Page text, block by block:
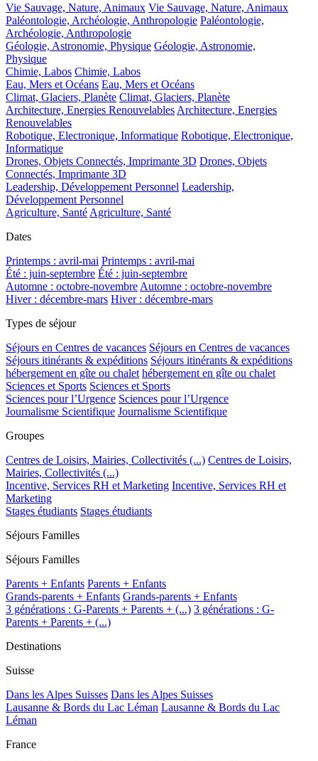
Vie Sauvage, Nature, Animaux Vie Sauvage, Nature, Animaux
Paléontologie, Archéologie, Anthropologie Paléontologie,
Archéologie, Anthropologie
Géologie, Astronomie, Physique Géologie, Astronomie,
Physique
Chimie, Labos Chimie, Labos
Eau, Mers et Océans Eau, Mers et Océans
Climat, Glaciers, Planète Climat, Glaciers, Planète
Architecture, Energies Renouvelables Architecture, Energies
Renouvelables
Robotique, Electronique, Informatique Robotique, Electronique,
Informatique
Drones, Objets Connectés, Imprimante 3D Drones, Objets
Connectés, Imprimante 3D
Leadership, Développement Personnel Leadership,
Développement Personnel
Agriculture, Santé Agriculture, Santé
Dates
Printemps : avril-mai Printemps : avril-mai
Été : juin-septembre Été : juin-septembre
Automne : octobre-novembre Automne : octobre-novembre
Hiver : décembre-mars Hiver : décembre-mars
Types de séjour
Séjours en Centres de vacances Séjours en Centres de vacances
Séjours itinérants & expéditions Séjours itinérants & expéditions
hébergement en gîte ou chalet hébergement en gîte ou chalet
Sciences et Sports Sciences et Sports
Sciences pour l’Urgence Sciences pour l’Urgence
Journalisme Scientifique Journalisme Scientifique
Groupes
Centres de Loisirs, Mairies, Collectivités (...) Centres de Loisirs,
Mairies, Collectivités (...)
Incentive, Services RH et Marketing Incentive, Services RH et
Marketing
Stages étudiants Stages étudiants
Séjours Familles
Séjours Familles
Parents + Enfants Parents + Enfants
Grands-parents + Enfants Grands-parents + Enfants
3 générations : G-Parents + Parents + (...) 3 générations : G-
Parents + Parents + (...)
Destinations
Suisse
Dans les Alpes Suisses Dans les Alpes Suisses
Lausanne & Bords du Lac Léman Lausanne & Bords du Lac
Léman
France